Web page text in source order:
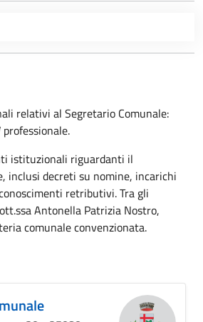
relativi al Segretario Comunale:
istituzionali riguardanti il
inclusi decreti su nomine, incarichi
retributivi. Tra gli
Antonella Patrizia Nostro,
comunale convenzionata.